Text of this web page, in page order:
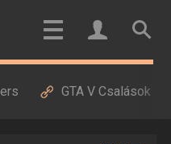
GTA V Csalások